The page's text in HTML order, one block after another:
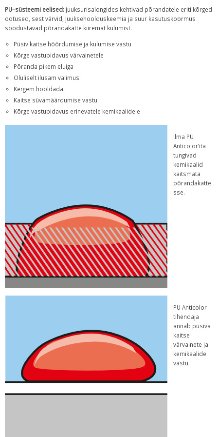
PU–süsteemi eelised: juuksurisalongides kehtivad põrandatele eriti kõrged
ootused, sest värvid, juuksehoolduskeemia ja suur kasutuskoormus
soodustavad põrandakatte kiiremat kulumist.
Püsiv kaitse hõõrdumise ja kulumise vastu
Kõrge vastupidavus värvainetele
Põranda pikem eluiga
Oluliselt ilusam välimus
Kergem hooldada
Kaitse süvamäärdumise vastu
Kõrge vastupidavus erinevatele kemikaalidele
Ilma PU
Anticolor’ita
tungivad
kemikaalid
kaitsmata
põrandakatte
sse.
PU Anticolor-
tihendaja
annab püsiva
kaitse
värvainete ja
kemikaalide
vastu.